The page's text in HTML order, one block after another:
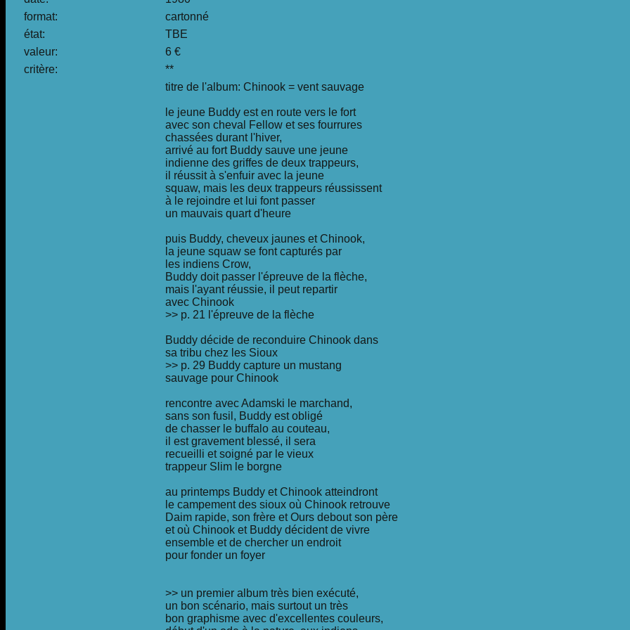
format:
cartonné
état:
TBE
valeur:
6 €
critère:
**
titre de l'album: Chinook = vent sauvage
le jeune Buddy est en route vers le fort
avec son cheval Fellow et ses fourrures
chassées durant l'hiver,
arrivé au fort Buddy sauve une jeune
indienne des griffes de deux trappeurs,
il réussit à s'enfuir avec la jeune
squaw, mais les deux trappeurs réussissent
à le rejoindre et lui font passer
un mauvais quart d'heure
puis Buddy, cheveux jaunes et Chinook,
la jeune squaw se font capturés par
les indiens Crow,
Buddy doit passer l'épreuve de la flèche,
mais l'ayant réussie, il peut repartir
avec Chinook
>> p. 21 l'épreuve de la flèche
Buddy décide de reconduire Chinook dans
sa tribu chez les Sioux
>> p. 29 Buddy capture un mustang
sauvage pour Chinook
rencontre avec Adamski le marchand,
sans son fusil, Buddy est obligé
de chasser le buffalo au couteau,
il est gravement blessé, il sera
recueilli et soigné par le vieux
trappeur Slim le borgne
au printemps Buddy et Chinook atteindront
le campement des sioux où Chinook retrouve
Daim rapide, son frère et Ours debout son père
et où Chinook et Buddy décident de vivre
ensemble et de chercher un endroit
pour fonder un foyer
>> un premier album très bien exécuté,
un bon scénario, mais surtout un très
bon graphisme avec d'excellentes couleurs,